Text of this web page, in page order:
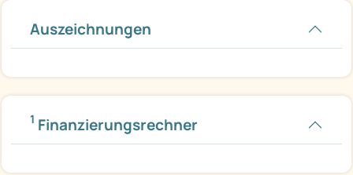
Auszeichnungen
1 Finanzierungsrechner